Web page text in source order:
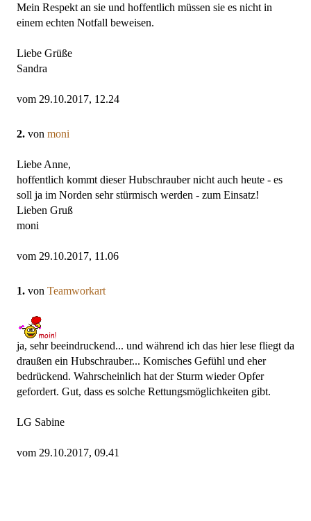
Mein Respekt an sie und hoffentlich müssen sie es nicht in
einem echten Notfall beweisen.
Liebe Grüße
Sandra
vom 29.10.2017, 12.24
2. von moni
Liebe Anne,
hoffentlich kommt dieser Hubschrauber nicht auch heute - es
soll ja im Norden sehr stürmisch werden - zum Einsatz!
Lieben Gruß
moni
vom 29.10.2017, 11.06
1. von Teamworkart
ja, sehr beeindruckend... und während ich das hier lese fliegt da
draußen ein Hubschrauber... Komisches Gefühl und eher
bedrückend. Wahrscheinlich hat der Sturm wieder Opfer
gefordert. Gut, dass es solche Rettungsmöglichkeiten gibt.
LG Sabine
vom 29.10.2017, 09.41